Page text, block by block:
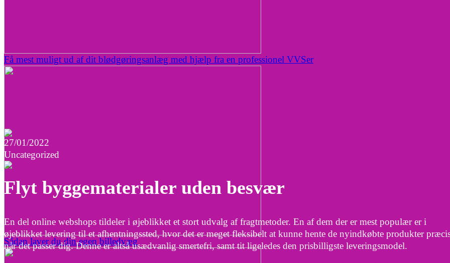
Få mest muligt ud af dit blødgøringsanlæg med hjælp fra en professionel VVSer
Sådan laver du din egen billedvæg
27/01/2022
Uncategorized
Flyt byggematerialer uden besvær
En del online webshops tildeler i øjeblikket et stort udvalg af fragtmetoder. En af dem der er mest populær er i
øjeblikket levering til et afhentningssted, hvor det er meget fleksibelt at kunne hente de nyindkøbte produkter
når det passer dig. Denne er altså usædvanlig smertefri, samt tit ligeledes den prisbilligste leveringsmodel.